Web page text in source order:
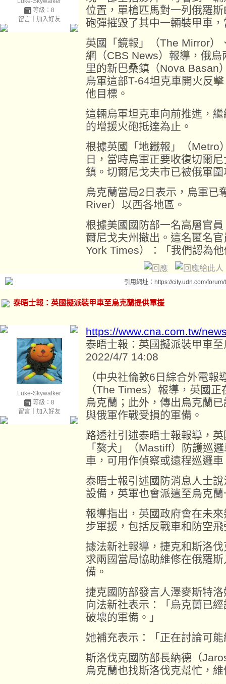
等級：8
留言｜ 加入好友
位置，單槍匹馬對一列俄羅
砲彈摧毀了其中一輛裝甲車
英國「鏡報」（The Mirror）
網（CBS News）報導，俄
里的新巴桑鎮（Nova Basan
烏軍這部T-64坦克車開火反
他目標。
這輛烏軍坦克車向前推進，
的增援火砲抵達為止。
根據英國「地鐵報」（Metro
日，當時烏軍正要收復切爾
鎮。切爾尼戈夫市已被俄軍
烏克蘭當局2日表示，烏軍已
River）以西各地區。
根據美國國防部一名高層官
爾尼戈夫州撤出。這名匿名
York Times）：「我們認為
引用網址：https://city.udn.com/
泰晤士報：英國擬派裝甲車至烏克蘭提供軍援
Luke-Skywalker
等級：8
留言｜ 加入好友
https://www.cna.com.tw/
泰晤士報：英國擬派裝甲車
2022/4/7 14:08
（中央社倫敦6日綜合外電
（The Times）報導，英國
烏克蘭；此外，傳出烏克蘭
與俄軍作戰受損的軍備。
路透社引述泰晤士報報導，
「獒犬」（Mastiff）防護巡
車，可用作偵察或遠程巡邏車
泰晤士報引述國防消息人士
設備，英軍也會派遣至烏克
報導指出，英國政府會在未
步軍援，包括反戰車和防空
據法新社報導，捷克和斯洛
求兩國當局協助維修在俄羅
備。
捷克國防部發言人澤麥斯特
向法新社表示：「烏克蘭已
破壞的軍備。」
她補充表示：「正在討論可
斯洛伐克國防部長納德（
烏克蘭也找斯洛伐克幫忙，